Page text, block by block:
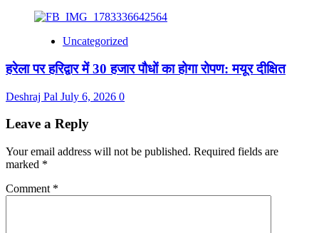
Uncategorized
हरेला पर हरिद्वार में 30 हजार पौधों का होगा रोपण: मयूर दीक्षित
Deshraj Pal July 6, 2026 0
Leave a Reply
Your email address will not be published. Required fields are
marked *
Comment *